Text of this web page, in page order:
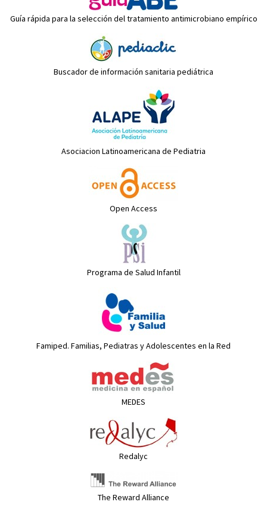
Guía rápida para la selección del tratamiento antimicrobiano empírico
Buscador de información sanitaria pediátrica
Asociacion Latinoamericana de Pediatria
Open Access
Programa de Salud Infantil
Famiped. Familias, Pediatras y Adolescentes en la Red
MEDES
Redalyc
The Reward Alliance